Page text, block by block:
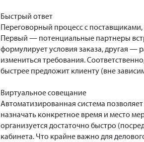
Быстрый ответ
Переговорный процесс с
Первый — потенциальные партнеры
формулирует условия заказа, другая —
измениться требования.
быстрее предложит клиенту (вне
Виртуальное совещание
Автоматизированная система
назначать конкретное время и место
организуется достаточно быстро
кабинета. Что крайне важно для